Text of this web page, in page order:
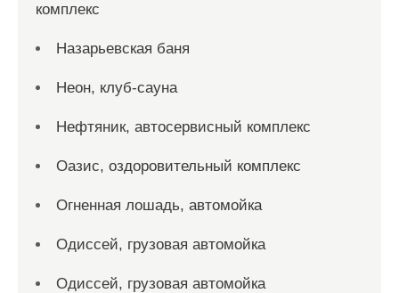
комплекс
Назарьевская баня
Неон, клуб-сауна
Нефтяник, автосервисный комплекс
Оазис, оздоровительный комплекс
Огненная лошадь, автомойка
Одиссей, грузовая автомойка
Одиссей, грузовая автомойка